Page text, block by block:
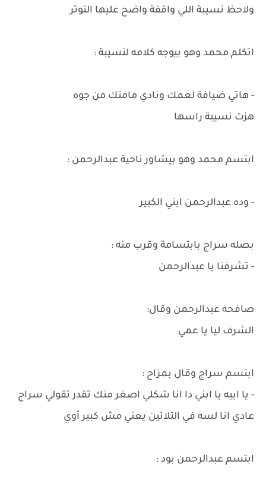
ولاحظ نسيبة اللي واقفة واضح عليها التوتر
اتكلم محمد وهو بيوجه كلامه لنسيبة :
- هاتي ضيافة لعمك ونادي مامتك من جوه
هزت نسيبة راسها
ابتسم محمد وهو بيشاور ناحية عبدالرحمن :
- وده عبدالرحمن ابني الكبير
بصله سراج بابتسامة وقرب منه :
- تشرفنا يا عبدالرحمن
صافحه عبدالرحمن وقال:
الشرف ليا يا عمي
ابتسم سراج وقال بمزاح :
- يا اييه يا ابني دا انا شكلي اصغر منك تقدر تقولي سراج
عادي انا لسه في التلاتين يعني مش كبير أوي
ابتسم عبدالرحمن بود :